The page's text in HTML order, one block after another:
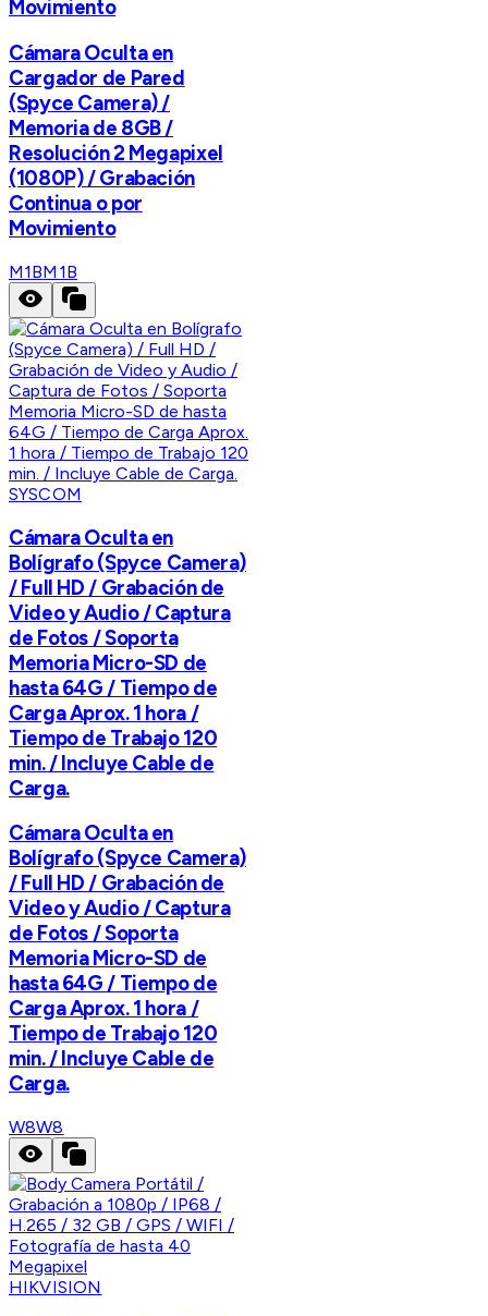
Movimiento
Cámara Oculta en
Cargador de Pared
(Spyce Camera) /
Memoria de 8GB /
Resolución 2 Megapixel
(1080P) / Grabación
Continua o por
Movimiento
M1BM1B
SYSCOM
Cámara Oculta en
Bolígrafo (Spyce Camera)
/ Full HD / Grabación de
Video y Audio / Captura
de Fotos / Soporta
Memoria Micro-SD de
hasta 64G / Tiempo de
Carga Aprox. 1 hora /
Tiempo de Trabajo 120
min. / Incluye Cable de
Carga.
Cámara Oculta en
Bolígrafo (Spyce Camera)
/ Full HD / Grabación de
Video y Audio / Captura
de Fotos / Soporta
Memoria Micro-SD de
hasta 64G / Tiempo de
Carga Aprox. 1 hora /
Tiempo de Trabajo 120
min. / Incluye Cable de
Carga.
W8W8
HIKVISION